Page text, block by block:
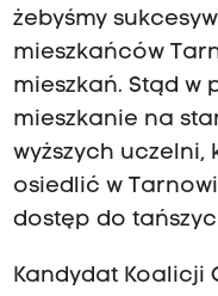
żebyśmy
mieszkańców
mieszkań. Stąd w
mieszkanie na
wyższych uczelni,
osiedlić w
dostęp do
Kandydat Koalicji